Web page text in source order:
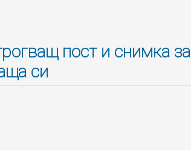
пост и снимка за
си